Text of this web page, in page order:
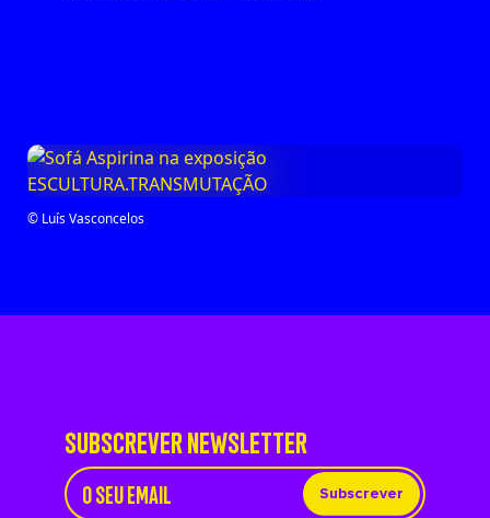
© Luís Vasconcelos
SUBSCREVER NEWSLETTER
Subscrever